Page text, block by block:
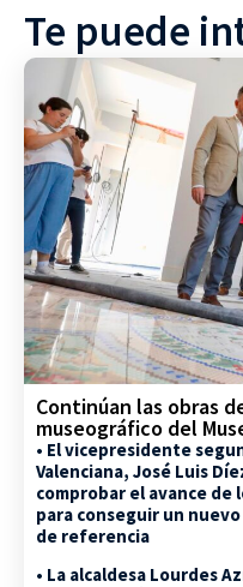
Te puede
Continúan las obras
museográfico del
• El vicepresidente
Valenciana, José Luis
comprobar el avance
para conseguir un
de referencia
• La alcaldesa Lourdes